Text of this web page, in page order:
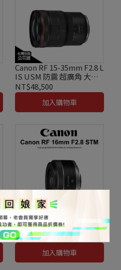
Canon RF 15-35mm F2.8 L
IS USM 防震 超廣角 大光
圈 變焦鏡頭 公司貨
NT$48,500
加入購物車
Canon RF 16mm F2.8
STM 廣角定焦鏡 公司貨
NT$8,500
加入購物車